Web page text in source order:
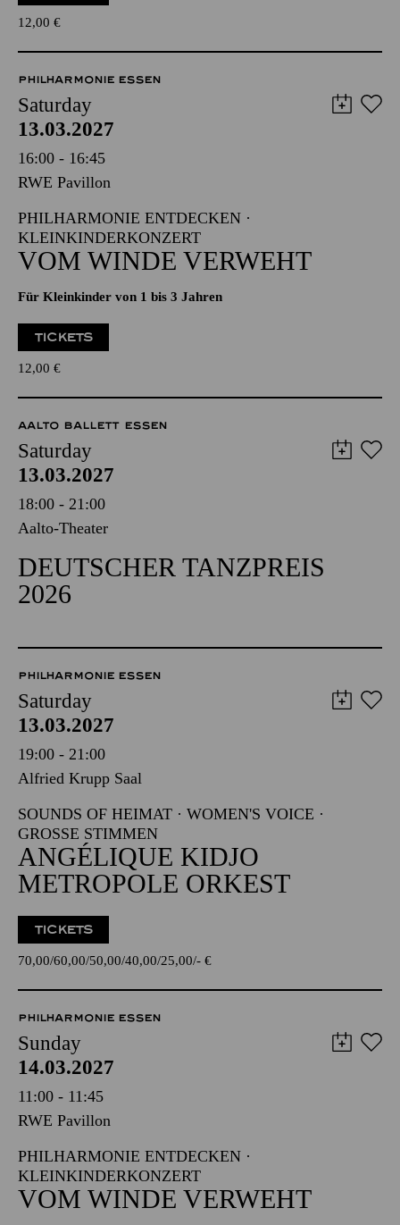
12,00 €
PHILHARMONIE ESSEN
Saturday
13.03.2027
16:00 - 16:45
RWE Pavillon
PHILHARMONIE ENTDECKEN ·
KLEINKINDERKONZERT
VOM WINDE VERWEHT
Für Kleinkinder von 1 bis 3 Jahren
TICKETS
12,00 €
AALTO BALLETT ESSEN
Saturday
13.03.2027
18:00 - 21:00
Aalto-Theater
DEUTSCHER TANZPREIS
2026
PHILHARMONIE ESSEN
Saturday
13.03.2027
19:00 - 21:00
Alfried Krupp Saal
SOUNDS OF HEIMAT · WOMEN'S VOICE ·
GROSSE STIMMEN
ANGÉLIQUE KIDJO
METROPOLE ORKEST
TICKETS
70,00 60,00 50,00 40,00 25,00 - €
PHILHARMONIE ESSEN
Sunday
14.03.2027
11:00 - 11:45
RWE Pavillon
PHILHARMONIE ENTDECKEN ·
KLEINKINDERKONZERT
VOM WINDE VERWEHT